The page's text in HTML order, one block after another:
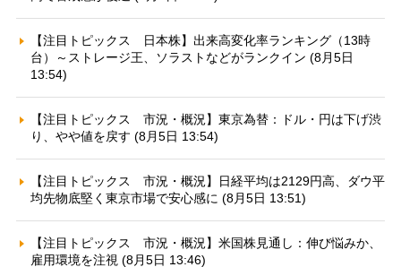
【注目トピックス 日本株】出来高変化率ランキング（13時
台）～ストレージ王、ソラストなどがランクイン (8月5日
13:54)
【注目トピックス 市況・概況】東京為替：ドル・円は下げ渋
り、やや値を戻す (8月5日 13:54)
【注目トピックス 市況・概況】日経平均は2129円高、ダウ平
均先物底堅く東京市場で安心感に (8月5日 13:51)
【注目トピックス 市況・概況】米国株見通し：伸び悩みか、
雇用環境を注視 (8月5日 13:46)